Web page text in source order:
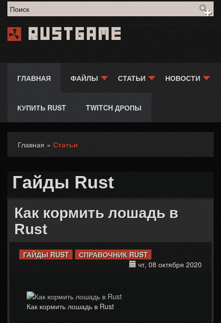
Форма поиска
Rustgame
ГЛАВНАЯ ФАЙЛЫ СТАТЬИ НОВОСТИ
КУПИТЬ RUST TWITCH ДРОПЫ
Вы здесь
Главная » Статьи
Гайды Rust
Как кормить лошадь в
Rust
ГАЙДЫ RUST
СПРАВОЧНИК RUST
чт, 08 октября 2020
Как кормить лошадь в Rust